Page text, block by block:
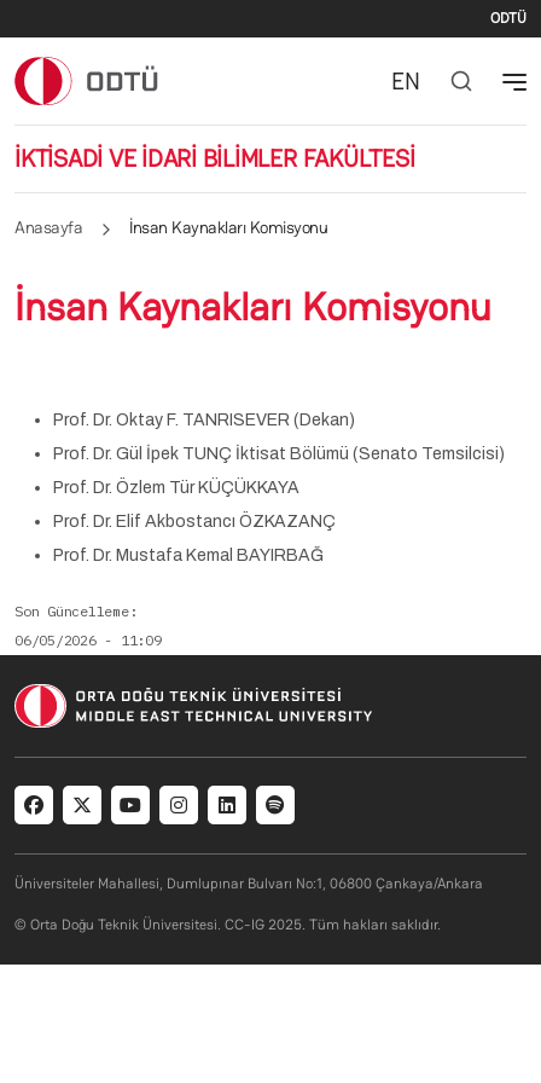
ODTÜ
İKTİSADİ VE İDARİ BİLİMLER FAKÜLTESİ
EN
Anasayfa İnsan Kaynakları Komisyonu
İnsan Kaynakları Komisyonu
Prof. Dr. Oktay F. TANRISEVER (Dekan)
Prof. Dr. Gül İpek TUNÇ İktisat Bölümü (Senato Temsilcisi)
Prof. Dr. Özlem Tür KÜÇÜKKAYA
Prof. Dr. Elif Akbostancı ÖZKAZANÇ
Prof. Dr. Mustafa Kemal BAYIRBAĞ
Son Güncelleme
06/05/2026 - 11:09
Social menu
Üniversiteler Mahallesi, Dumlupınar Bulvarı No:1, 06800 Çankaya/Ankara
© Orta Doğu Teknik Üniversitesi. CC-IG 2025. Tüm hakları saklıdır.